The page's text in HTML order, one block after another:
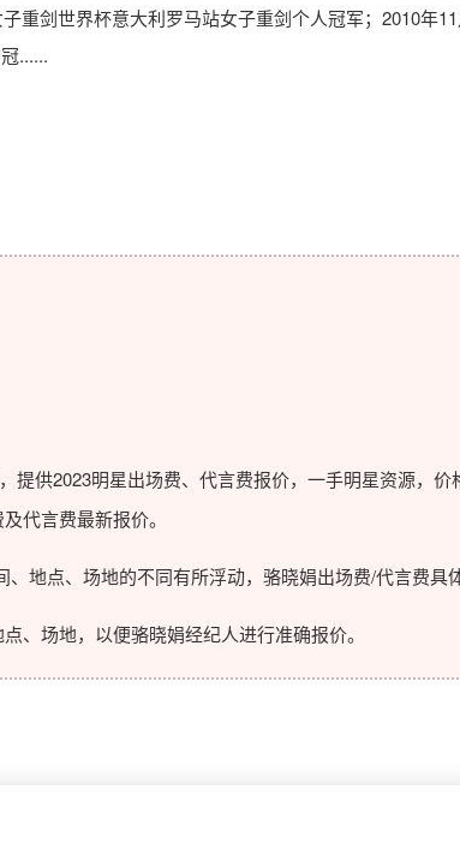
重剑世界杯意大利罗马站女子重剑个人冠军；2010年
......
提供2023明星出场费、代言费报价，一手明星资源，
代言费最新报价。
点、场地的不同有所浮动，骆晓娟出场费/代言费具
场地，以便骆晓娟经纪人进行准确报价。